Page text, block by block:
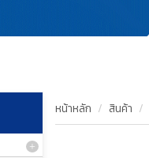
หน้าหลัก สินค้า